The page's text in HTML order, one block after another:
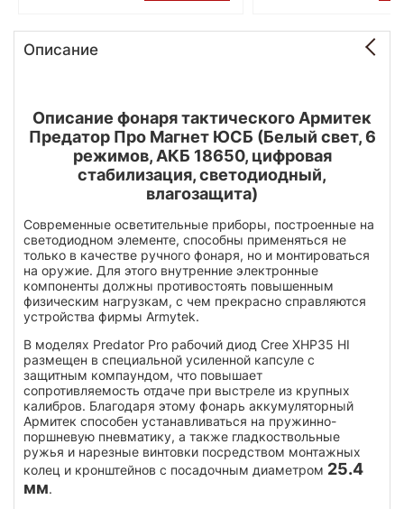
Описание
Описание фонаря тактического Армитек
Предатор Про Магнет ЮСБ (Белый свет, 6
режимов, АКБ 18650, цифровая
стабилизация, светодиодный,
влагозащита)
Современные осветительные приборы, построенные на
светодиодном элементе, способны применяться не
только в качестве ручного фонаря, но и монтироваться
на оружие. Для этого внутренние электронные
компоненты должны противостоять повышенным
физическим нагрузкам, с чем прекрасно справляются
устройства фирмы Armytek.
В моделях Predator Pro рабочий диод Cree XHP35 HI
размещен в специальной усиленной капсуле с
защитным компаундом, что повышает
сопротивляемость отдаче при выстреле из крупных
калибров. Благодаря этому фонарь аккумуляторный
Армитек способен устанавливаться на пружинно-
поршневую пневматику, а также гладкоствольные
ружья и нарезные винтовки посредством монтажных
колец и кронштейнов с посадочным диаметром 25.4
мм.